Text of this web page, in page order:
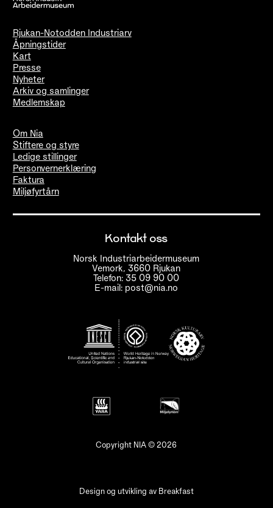
Rjukan-Notodden Industriarv
Åpningstider
Kart
Presse
Nyheter
Arkiv og samlinger
Medlemskap
Om Nia
Stiftere og styre
Ledige stillinger
Personvernerklæring
Faktura
Miljøfyrtårn
Kontakt oss
Norsk Industriarbeidermuseum
Vemork, 3660 Rjukan
Telefon: 35 09 90 00
E-mail: post@nia.no
Copyright NIA © 2026
Design og utvikling av Breakfast